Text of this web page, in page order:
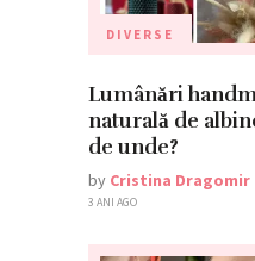
DIVERSE
Lumânări
naturală de
de unde?
by Cristina Dragomir
3 ANI AGO